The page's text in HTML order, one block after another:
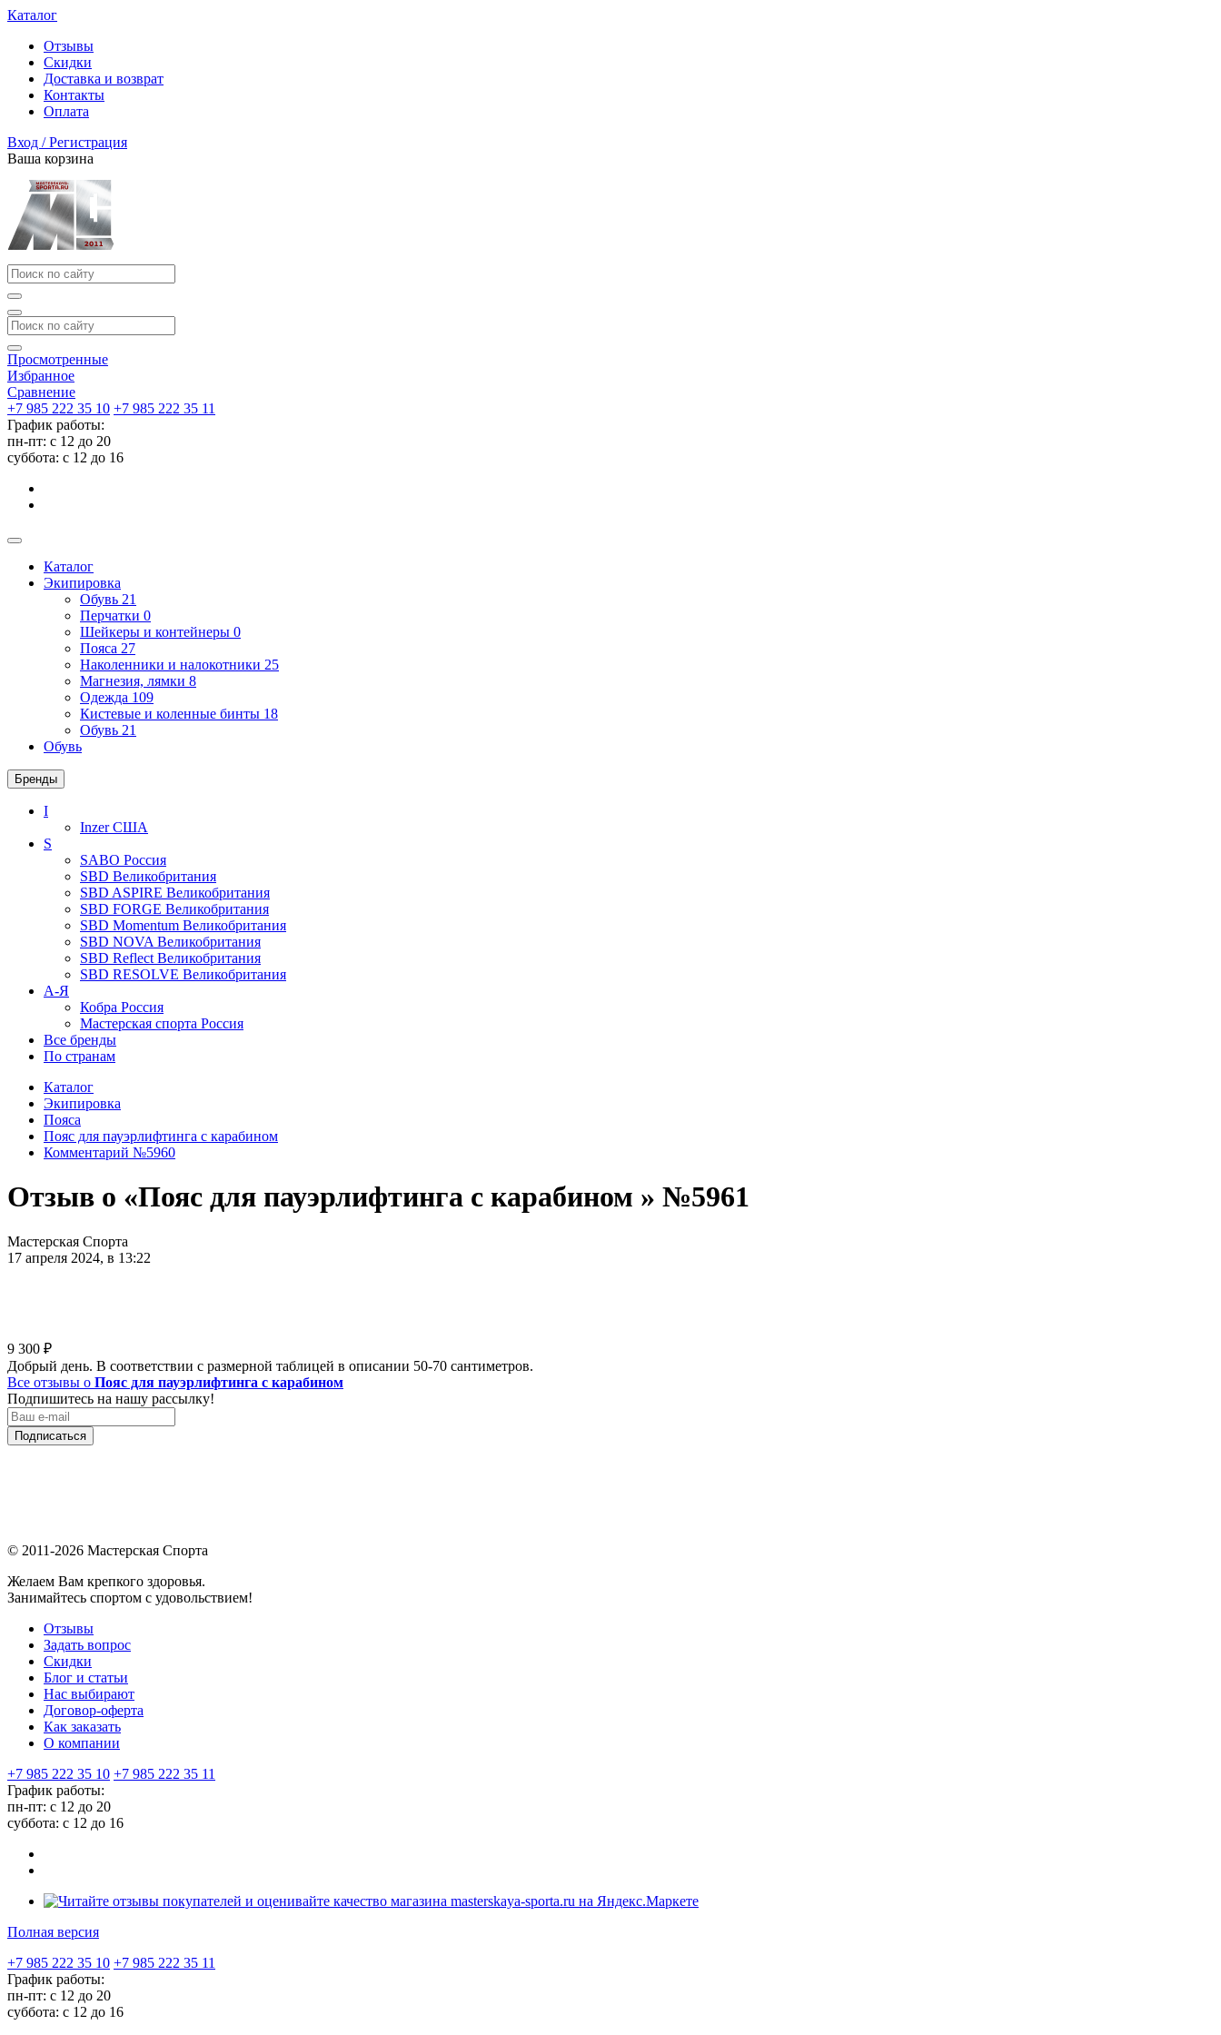
Каталог
Отзывы
Скидки
Доставка и возврат
Контакты
Оплата
Вход / Регистрация
Ваша корзина
Просмотренные
Избранное
Сравнение
+7 985 222 35 10 +7 985 222 35 11
График работы:
пн-пт: с 12 до 20
суббота: c 12 до 16
Каталог
Экипировка
Обувь 21
Перчатки 0
Шейкеры и контейнеры 0
Пояса 27
Наколенники и налокотники 25
Магнезия, лямки 8
Одежда 109
Кистевые и коленные бинты 18
Обувь 21
Обувь
Бренды
I
InzerСША
S
SABO Россия
SBD Великобритания
SBD ASPIRE Великобритания
SBD FORGE Великобритания
SBD Momentum Великобритания
SBD NOVA Великобритания
SBD Reflect Великобритания
SBD RESOLVE Великобритания
А-Я
Кобра Россия
Мастерская спорта Россия
Все бренды
По странам
Каталог
Экипировка
Пояса
Пояс для пауэрлифтинга с карабином
Комментарий №5960
Отзыв о «Пояс для пауэрлифтинга с карабином » №5961
Мастерская Спорта
17 апреля 2024, в 13:22
9 300 ₽
Добрый день. В соответствии с размерной таблицей в описании 50-70 сантиметров.
Все отзывы о Пояс для пауэрлифтинга с карабином
Подпишитесь на нашу рассылку!
Подписаться
© 2011-2026 Мастерская Спорта
Желаем Вам крепкого здоровья.
Занимайтесь спортом с удовольствием!
Отзывы
Задать вопрос
Скидки
Блог и статьи
Нас выбирают
Договор-оферта
Как заказать
О компании
+7 985 222 35 10 +7 985 222 35 11
График работы:
пн-пт: с 12 до 20
суббота: c 12 до 16
Полная версия
+7 985 222 35 10 +7 985 222 35 11
График работы:
пн-пт: с 12 до 20
суббота: c 12 до 16